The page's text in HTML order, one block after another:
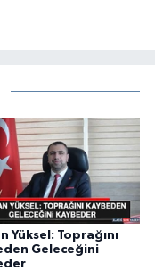
Yüksel: Toprağını
Geleceğini